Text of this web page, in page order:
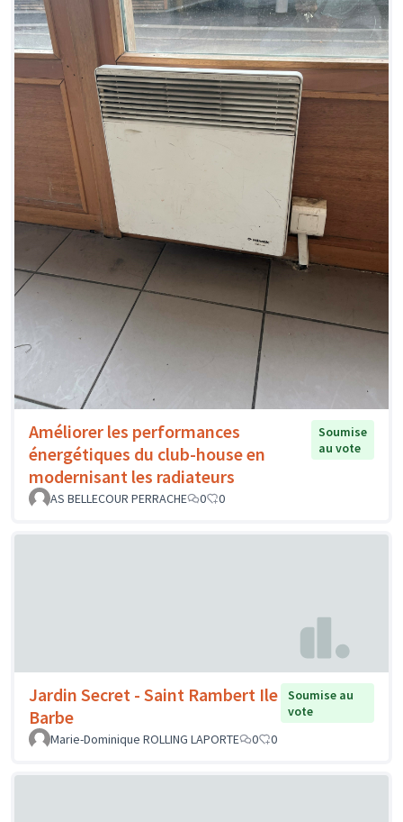
Améliorer les performances
énergétiques du club-house en
modernisant les radiateurs
Soumise
au vote
AS BELLECOUR PERRACHE 0 0
Jardin Secret - Saint Rambert Ile
Barbe
Soumise au
vote
Marie-Dominique ROLLING LAPORTE
0 0